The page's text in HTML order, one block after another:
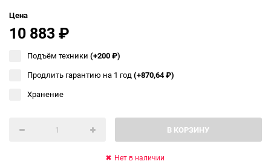
Цена
10 883 ₽
Подъём техники (+200₽)
Продлить гарантию на 1 год(+870,64₽)
Хранение
В КОРЗИНУ
Нет в наличии